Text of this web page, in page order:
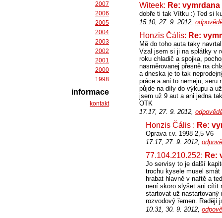
Witeek: Re: vymrdana
dobře ti tak Vítku :) Ted si
15.10, 27. 9. 2012,
Honzis Čális: Re:
Mě do toho auta taky
Vzal jsem si ji na splátky v
roku chladič a spojka,
nasměrovanej přesně na
a dneska je to tak
práce a ani to nemeju, seru
půjde na díly do výkupu a
jsem už 9 aut a ani jedna
OTK
17.17, 27. 9. 2012,
Honzis Čális : Re:
Oprava r.v. 1998 2,5 V6
17.17, 27. 9. 2012,
77.104.210.252: Re:
Jo servisy to je další
trochu kysele musel
hrabat hlavně v naftě a
není skoro slyšet ani cítit
startovat už
rozvodový řemen. Raději
10.31, 30. 9. 2012,
2007
2006
2005
2004
2003
2002
2001
2000
1998
informace
kontakt